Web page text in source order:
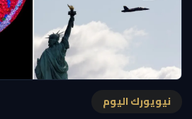
نيويورك اليوم